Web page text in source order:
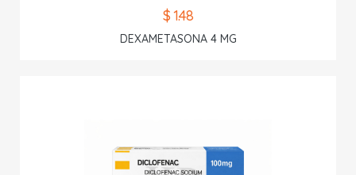
$ 1.48
DEXAMETASONA 4 MG